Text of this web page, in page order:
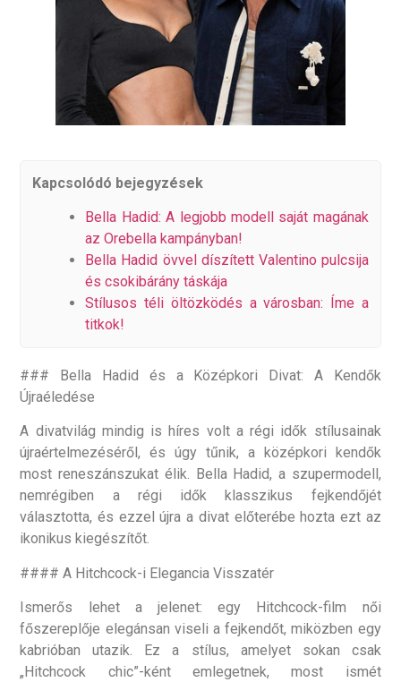
Kapcsolódó bejegyzések
Bella Hadid: A legjobb modell saját magának
az Orebella kampányban!
Bella Hadid övvel díszített Valentino pulcsija
és csokibárány táskája
Stílusos téli öltözködés a városban: Íme a
titkok!
### Bella Hadid és a Középkori Divat: A Kendők
Újraéledése
A divatvilág mindig is híres volt a régi idők stílusainak
újraértelmezéséről, és úgy tűnik, a középkori kendők
most reneszánszukat élik. Bella Hadid, a szupermodell,
nemrégiben a régi idők klasszikus fejkendőjét
választotta, és ezzel újra a divat előterébe hozta ezt az
ikonikus kiegészítőt.
#### A Hitchcock-i Elegancia Visszatér
Ismerős lehet a jelenet: egy Hitchcock-film női
főszereplője elegánsan viseli a fejkendőt, miközben egy
kabrióban utazik. Ez a stílus, amelyet sokan csak
„Hitchcock chic”-ként emlegetnek, most ismét